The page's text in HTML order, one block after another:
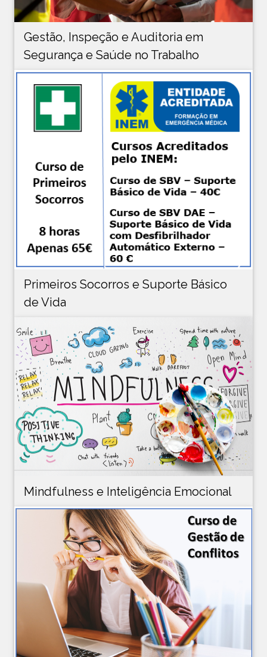
Gestão, Inspeção e Auditoria em
Segurança e Saúde no Trabalho
Primeiros Socorros e Suporte Básico
de Vida
Mindfulness e Inteligência Emocional